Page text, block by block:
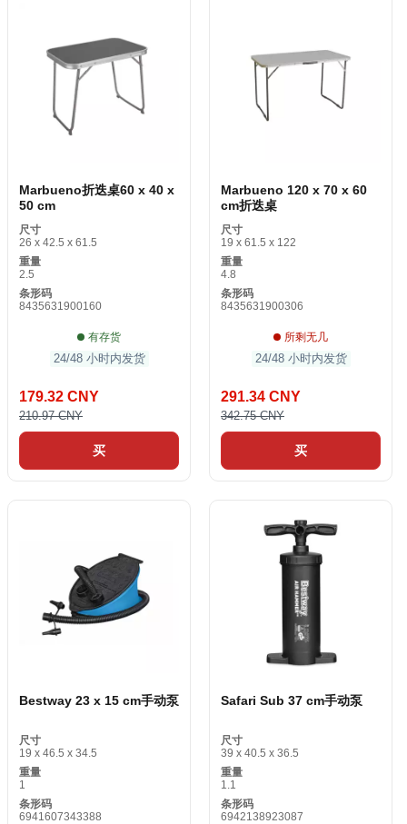
Marbueno折迭桌60 x 40 x
50 cm
尺寸
26 x 42.5 x 61.5
重量
2.5
条形码
8435631900160
有存货
24/48 小时内发货
179.32 CNY
210.97 CNY
买
Marbueno 120 x 70 x 60
cm折迭桌
尺寸
19 x 61.5 x 122
重量
4.8
条形码
8435631900306
所剩无几
24/48 小时内发货
291.34 CNY
342.75 CNY
买
Bestway 23 x 15 cm手动泵
尺寸
19 x 46.5 x 34.5
重量
1
条形码
6941607343388
Safari Sub 37 cm手动泵
尺寸
39 x 40.5 x 36.5
重量
1.1
条形码
6942138923087